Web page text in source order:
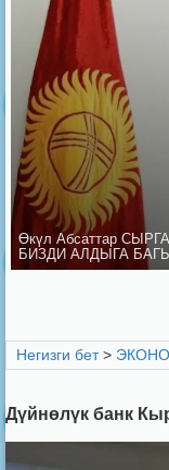
Өкүл Абсаттар
БИЗДИ АЛДЫГА
Негизги бет>
Дүйнөлүк банк